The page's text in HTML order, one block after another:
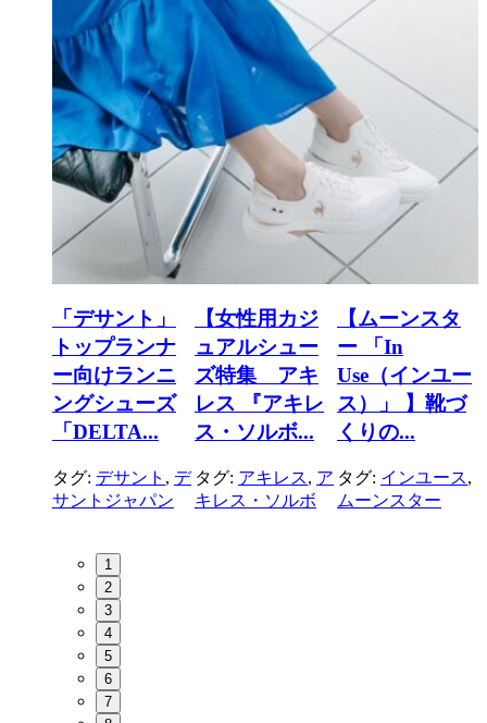
「デサント」
トップランナ
ー向けランニ
ングシューズ
「DELTA...
タグ: デサント , デ
サントジャパン
【女性用カジ
ュアルシュー
ズ特集 アキ
レス 『アキレ
ス・ソルボ...
タグ: アキレス, ア
キレス・ソルボ
【ムーンスタ
ー 「In
Use（インユー
ス）」 】靴づ
くりの...
タグ: インユース,
ムーンスター
1
2
3
4
5
6
7